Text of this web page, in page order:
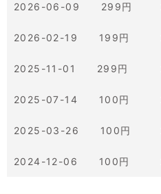
2026-06-09 299円
2026-02-19 199円
2025-11-01 299円
2025-07-14 100円
2025-03-26 100円
2024-12-06 100円